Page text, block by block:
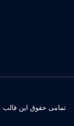
حقوق این قالب